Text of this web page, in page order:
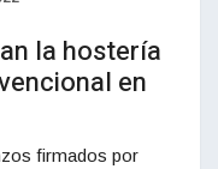
la hostería
en
firmados por